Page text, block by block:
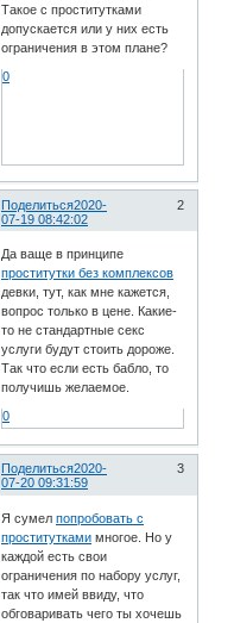
Такое с проститутками
допускается или у них есть
ограничения в этом плане?
0
Поделиться 2
2020-
07-19 08:42:02
Да ваще в принципе
проститутки без комплексов
девки, тут, как мне кажется,
вопрос только в цене. Какие-
то не стандартные секс
услуги будут стоить дороже.
Так что если есть бабло, то
получишь желаемое.
0
Поделиться 3
2020-
07-20 09:31:59
Я сумелпопробовать с
проститутками многое. Но у
каждой есть свои
ограничения по набору услуг,
так что имей ввиду, что
обговаривать чего ты хочешь